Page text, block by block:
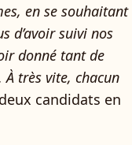
en se souhaitant
d’avoir suivi nos
donné tant de
À très vite, chacun
candidats en